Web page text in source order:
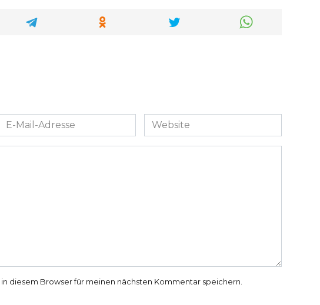
E-
Website
diesem Browser für meinen nächsten Kommentar speichern.